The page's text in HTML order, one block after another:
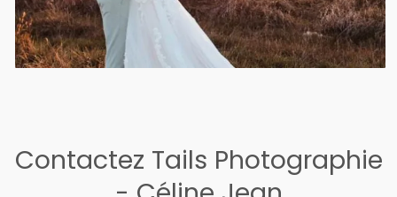
Contactez Tails Photographie